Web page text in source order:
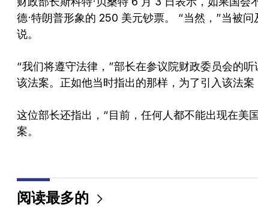
德·特朗普形象的 250 美元钞票。 “当然，”当被
说。
“我们将遵守法律，”部长在参议院财政委员会的
该法案。正如他当时指出的那样，为了引入该法案
这位部长还指出，“目前，任何人都不能出现在美
案。
阅读最多的